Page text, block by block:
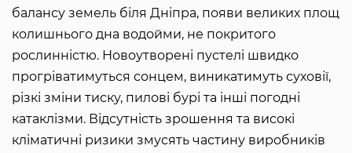
балансу земель біля Дніпра, появи великих площ
колишнього дна водойми, не покритого
рослинністю. Новоутворені пустелі швидко
прогріватимуться сонцем, виникатимуть суховії,
різкі зміни тиску, пилові бурі та інші погодні
катаклізми. Відсутність зрошення та високі
кліматичні ризики змусять частину виробників